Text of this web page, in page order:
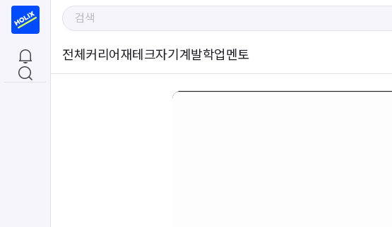
전체 커리어재테크자기계발학업멘토